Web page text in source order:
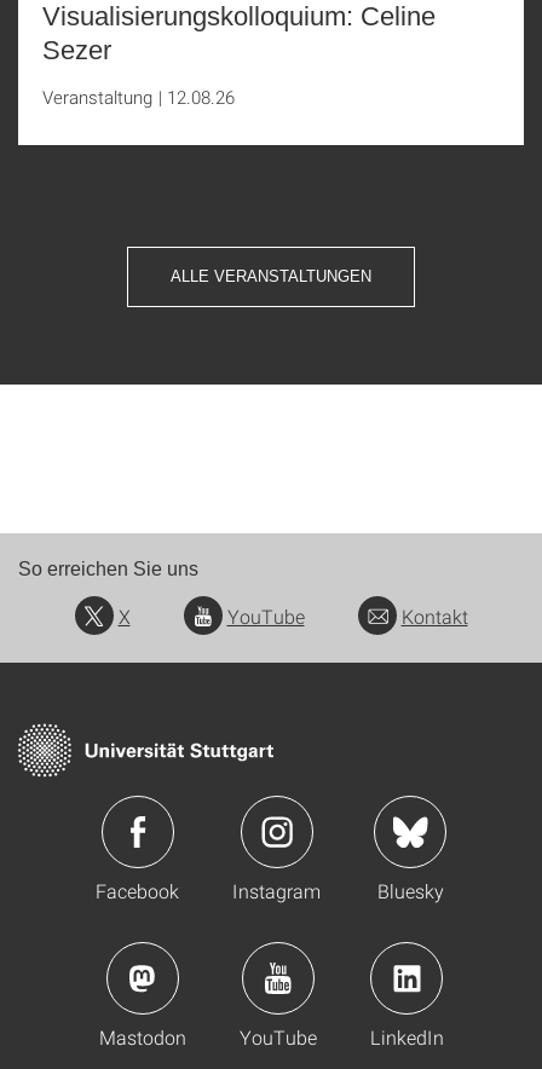
Visualisierungskolloquium: Celine
Sezer
Veranstaltung | 12.08.26
ALLE VERANSTALTUNGEN
So erreichen Sie uns
X YouTube Kontakt
Facebook Instagram Bluesky
Mastodon YouTube LinkedIn